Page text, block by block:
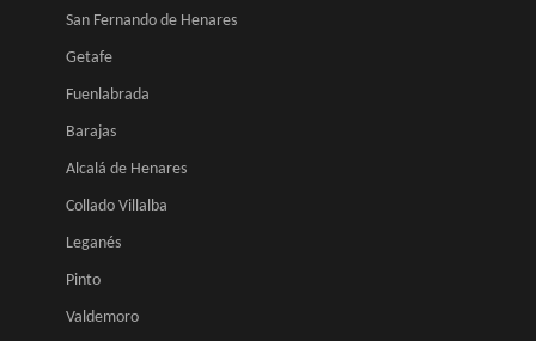
San Fernando de Henares
Getafe
Fuenlabrada
Barajas
Alcalá de Henares
Collado Villalba
Leganés
Pinto
Valdemoro